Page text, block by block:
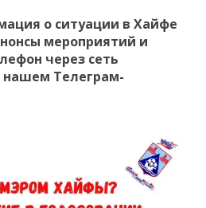
о ситуации в Хайфе
мероприятий и
через сеть
нашем Телеграм-